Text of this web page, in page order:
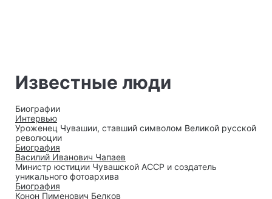
Известные люди
Биографии
Интервью
Уроженец Чувашии, ставший символом Великой русской
революции
Биография
Василий Иванович Чапаев
Министр юстиции Чувашской АССР и создатель
уникального фотоархива
Биография
Конон Пименович Белков